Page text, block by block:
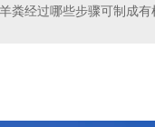
羊粪经过哪些步骤可制成有